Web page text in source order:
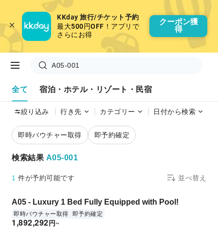
KKday 旅行/チケット予約
最大500円OFF！アプリで
さらにお得
クーポン獲
得
A05-001
全て 宿泊・ホテル・リゾート・民宿
絞り込み 行き先 カテゴリー 日付から検索
即時バウチャー取得 即予約確定
検索結果 A05-001
1 件が予約可能です 並べ替え
A05 - Luxury 1 Bed Fully Equipped with Pool!
即時バウチャー取得 即予約確定
円
1,892,292 ~